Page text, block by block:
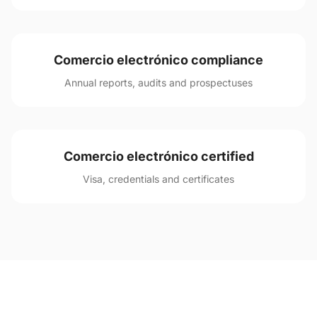
Comercio electrónico compliance
Annual reports, audits and prospectuses
Comercio electrónico certified
Visa, credentials and certificates